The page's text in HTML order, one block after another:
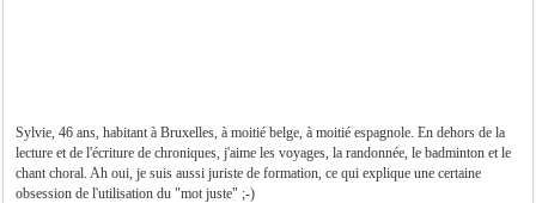
Sylvie, 46 ans, habitant à Bruxelles, à moitié belge, à moitié espagnole. En dehors de la
lecture et de l'écriture de chroniques, j'aime les voyages, la randonnée, le badminton et le
chant choral. Ah oui, je suis aussi juriste de formation, ce qui explique une certaine
obsession de l'utilisation du "mot juste" ;-)